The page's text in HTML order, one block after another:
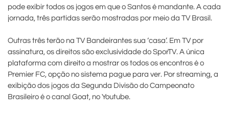
pode exibir todos os jogos em que o Santos é mandante. A cada
jornada, três partidas serão mostradas por meio da TV Brasil.
Outras três terão na TV Bandeirantes sua ‘casa’. Em TV por
assinatura, os direitos são exclusividade do SporTV. A única
plataforma com direito a mostrar os todos os encontros é o
Premier FC, opção no sistema pague para ver. Por streaming, a
exibição dos jogos da Segunda Divisão do Campeonato
Brasileiro é o canal Goat, no Youtube.